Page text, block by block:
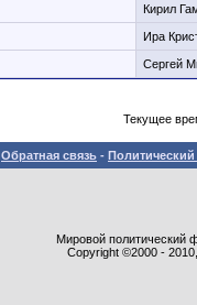
Кирил
Ира
Сергей
Текущее
Обратная связь -
Мировой политический
Copyright ©2000 -